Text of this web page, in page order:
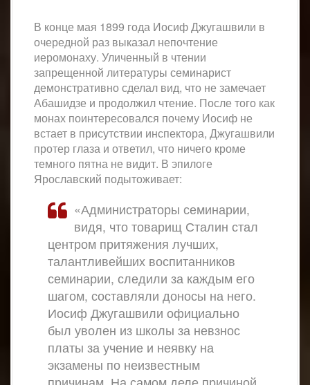
В конце мая 1899 года Иосиф Джугашвили в
очередной раз выказал непочтение
иеромонаху. Уличенный в чтении
запрещенной литературы семинарист
демонстративно сделал вид, что не замечает
Абашидзе и продолжил чтение. После того как
монах поинтересовался почему Иосиф не
встает в присутствии инспектора, Джугашвили
протер глаза и ответил, что ничего кроме
темного пятна не видит. В эпилоге
Ярославский подытоживает:
«Администраторы семинарии,
видя, что товарищ Сталин стал
центром притяжения лучших,
талантливейших воспитанников
семинарии, следили за каждым его
шагом, составляли доносы на него.
Иосиф Джугашвили официально
был уволен из школы за невзнос
платы за учение и неявку на
экзамены по неизвестным